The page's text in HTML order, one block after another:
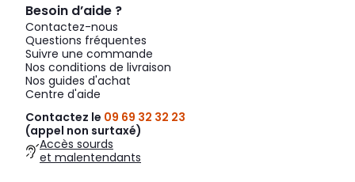
Besoin d’aide ?
Contactez-nous
Questions fréquentes
Suivre une commande
Nos conditions de livraison
Nos guides d'achat
Centre d'aide
Contactez le 09 69 32 32 23
(appel non surtaxé)
Accès sourds
et malentendants